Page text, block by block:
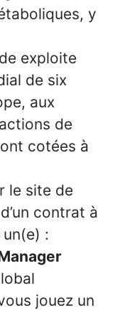
y
exploite
de six
aux
de
cotées à
le site de
contrat à
:
jouez un